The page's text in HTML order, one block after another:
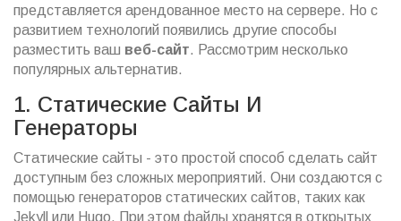
представляется арендованное место на сервере. Но с
развитием технологий появились другие способы
разместить ваш веб-сайт. Рассмотрим несколько
популярных альтернатив.
1. Статические Сайты И
Генераторы
Статические сайты - это простой способ сделать сайт
доступным без сложных мероприятий. Они создаются с
помощью генераторов статических сайтов, таких как
Jekyll или Hugo. При этом файлы хранятся в открытых